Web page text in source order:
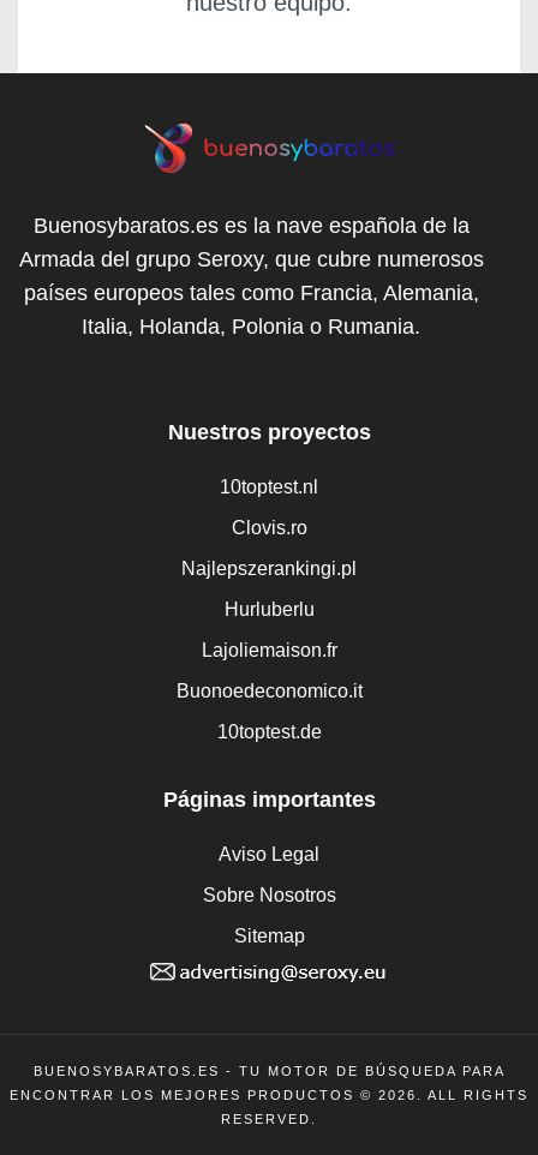
Buenosybaratos.es es la nave española de la
Armada del grupo Seroxy, que cubre numerosos
países europeos tales como Francia, Alemania,
Italia, Holanda, Polonia o Rumania.
Nuestros proyectos
10toptest.nl
Clovis.ro
Najlepszerankingi.pl
Hurluberlu
Lajoliemaison.fr
Buonoedeconomico.it
10toptest.de
Páginas importantes
Aviso Legal
Sobre Nosotros
Sitemap
BUENOSYBARATOS.ES - TU MOTOR DE BÚSQUEDA PARA
ENCONTRAR LOS MEJORES PRODUCTOS © 2026. ALL RIGHTS
RESERVED.